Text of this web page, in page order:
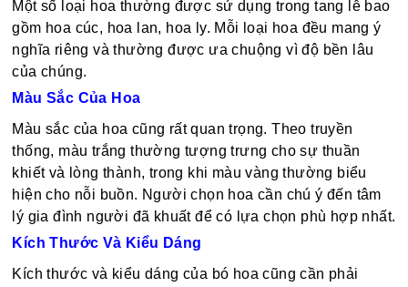
Một số loại hoa thường được sử dụng trong tang lễ bao
gồm hoa cúc, hoa lan, hoa ly. Mỗi loại hoa đều mang ý
nghĩa riêng và thường được ưa chuộng vì độ bền lâu
của chúng.
Màu Sắc Của Hoa
Màu sắc của hoa cũng rất quan trọng. Theo truyền
thống, màu trắng thường tượng trưng cho sự thuần
khiết và lòng thành, trong khi màu vàng thường biểu
hiện cho nỗi buồn. Người chọn hoa cần chú ý đến tâm
lý gia đình người đã khuất để có lựa chọn phù hợp nhất.
Kích Thước Và Kiểu Dáng
Kích thước và kiểu dáng của bó hoa cũng cần phải